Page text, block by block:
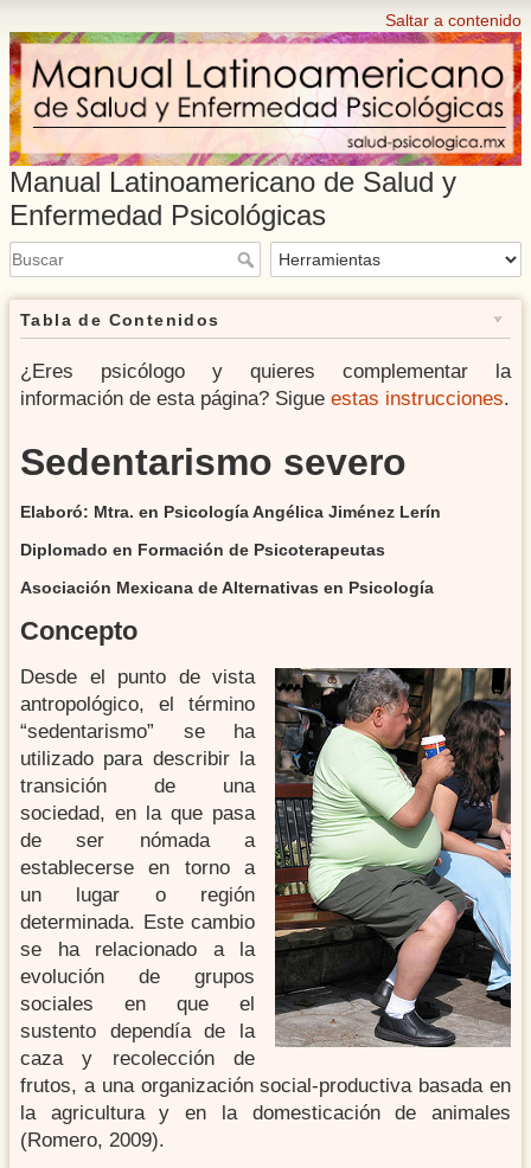
Saltar a contenido
Manual Latinoamericano de Salud y
Enfermedad Psicológicas
Tabla de Contenidos
¿Eres psicólogo y quieres complementar la
información de esta página? Sigue estas instrucciones.
Sedentarismo severo
Elaboró: Mtra. en Psicología Angélica Jiménez Lerín
Diplomado en Formación de Psicoterapeutas
Asociación Mexicana de Alternativas en Psicología
concepto
Desde el punto de vista
antropológico, el término
“sedentarismo” se ha
utilizado para describir la
transición de una
sociedad, en la que pasa
de ser nómada a
establecerse en torno a
un lugar o región
determinada. Este cambio
se ha relacionado a la
evolución de grupos
sociales en que el
sustento dependía de la
caza y recolección de
frutos, a una organización social-productiva basada en
la agricultura y en la domesticación de animales
(Romero, 2009).